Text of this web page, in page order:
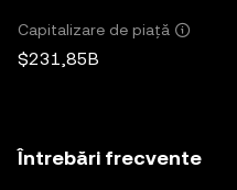
Capitalizare de piață
$231,85B
Întrebări frecvente